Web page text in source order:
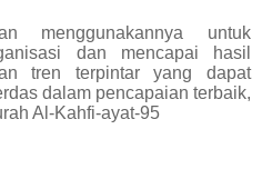
menggunakannya untuk
dan mencapai hasil
tren terpintar yang dapat
dalam pencapaian terbaik,
Al-Kahfi-ayat-95